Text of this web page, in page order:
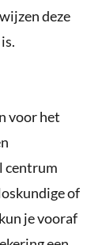
deze
voor het
centrum
of
je vooraf